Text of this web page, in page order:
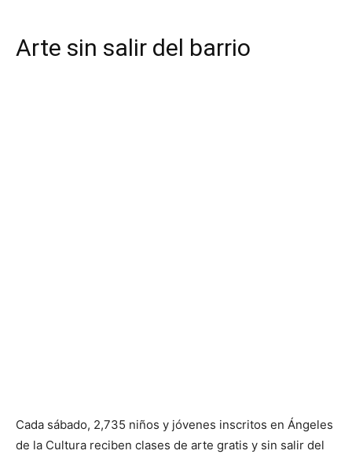
Arte sin salir del barrio
Cada sábado, 2,735 niños y jóvenes inscritos en Ángeles
de la Cultura reciben clases de arte gratis y sin salir del